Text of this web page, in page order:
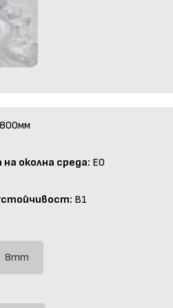
околна среда: E0
B1
8mm